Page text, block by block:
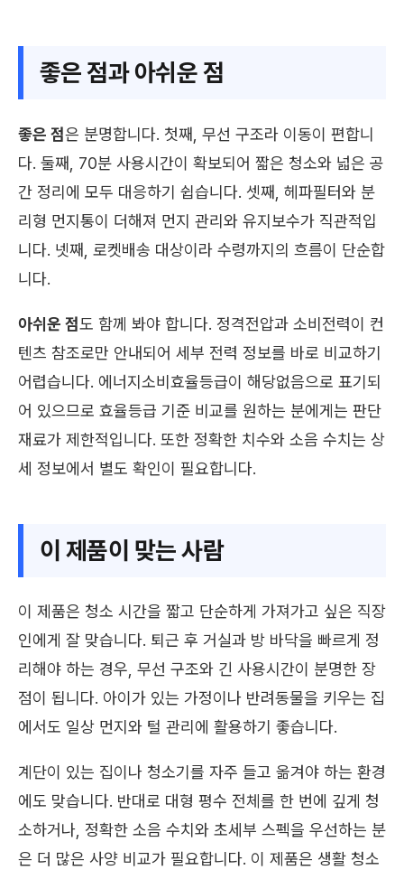
좋은 점과 아쉬운 점
좋은 점은 분명합니다. 첫째, 무선 구조라 이동이 편합니
다. 둘째, 70분 사용시간이 확보되어 짧은 청소와 넓은 공
간 정리에 모두 대응하기 쉽습니다. 셋째, 헤파필터와 분
리형 먼지통이 더해져 먼지 관리와 유지보수가 직관적입
니다. 넷째, 로켓배송 대상이라 수령까지의 흐름이 단순합
니다.
아쉬운 점도 함께 봐야 합니다. 정격전압과 소비전력이 컨
텐츠 참조로만 안내되어 세부 전력 정보를 바로 비교하기
어렵습니다. 에너지소비효율등급이 해당없음으로 표기되
어 있으므로 효율등급 기준 비교를 원하는 분에게는 판단
재료가 제한적입니다. 또한 정확한 치수와 소음 수치는 상
세 정보에서 별도 확인이 필요합니다.
이 제품이 맞는 사람
이 제품은 청소 시간을 짧고 단순하게 가져가고 싶은 직장
인에게 잘 맞습니다. 퇴근 후 거실과 방 바닥을 빠르게 정
리해야 하는 경우, 무선 구조와 긴 사용시간이 분명한 장
점이 됩니다. 아이가 있는 가정이나 반려동물을 키우는 집
에서도 일상 먼지와 털 관리에 활용하기 좋습니다.
계단이 있는 집이나 청소기를 자주 들고 옮겨야 하는 환경
에도 맞습니다. 반대로 대형 평수 전체를 한 번에 깊게 청
소하거나, 정확한 소음 수치와 초세부 스펙을 우선하는 분
은 더 많은 사양 비교가 필요합니다. 이 제품은 생활 청소